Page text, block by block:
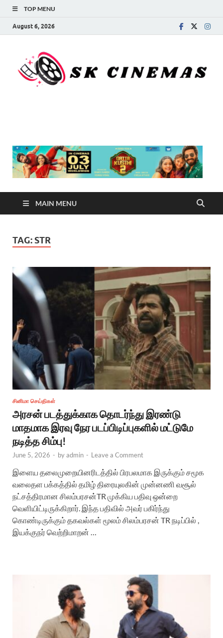
TOP MENU
August 6, 2026
MAIN MENU
TAG: STR
சினிமா செய்திகள்
அரசன் படத்துக்காக தொடர்ந்து இரண்டு
மாதமாக இரவு நேர படப்பிடிப்புகளில் மட்டுமே
நடித்த சிம்பு!
June 5, 2026 - byadmin - Leave a Comment
இளைய தலைமுறையினரிடத்தில் பிரபலமாக இருக்கும் சமூக
வலைதள பக்கத்தில் தமிழ் திரையுலகின் முன்னணி வசூல்
நட்சத்திரமான சிலம்பரசன்TR முக்கிய பதிவு ஒன்றை
வெளியிட்டிருக்கிறார். இந்த பதிவில் அவர் பகிர்ந்து
கொண்டிருக்கும் தகவல்கள் மூலம் சிலம்பரசன் TR நடிப்பில் ,
இயக்குநர் வெற்றிமாறன் …